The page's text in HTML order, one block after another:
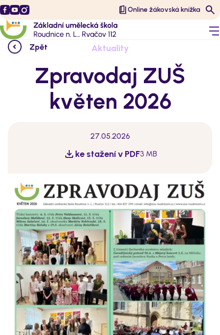
Online žákovská knížka
Zpět Aktuality
Zpravodaj ZUŠ
květen 2026
27.05.2026
ke stažení v PDF3 MB